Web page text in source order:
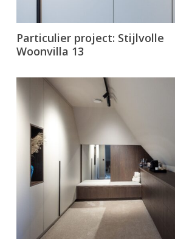
Particulier project: Stijlvolle
Woonvilla 13